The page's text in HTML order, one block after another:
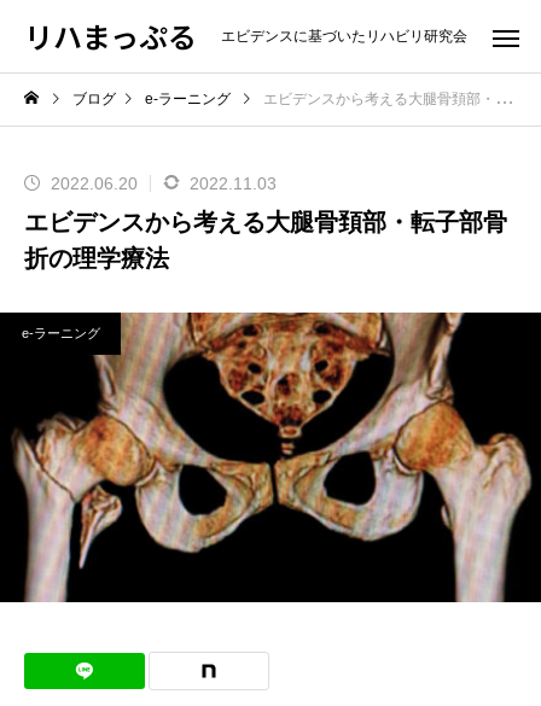
リハまっぷる エビデンスに基づいたリハビリ研究会
ブログ e-ラーニング エビデンスから考える大腿骨頚部・転子部骨折の理学療法
2022.06.20 2022.11.03
エビデンスから考える大腿骨頚部・転子部骨
折の理学療法
e-ラーニング